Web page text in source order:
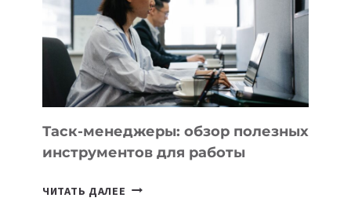
БЕЗЛИМИТНЫМИ
Таск-менеджеры: обзор полезных
инструментов для работы
ЧИТАТЬ ДАЛЕЕ ТАСК-